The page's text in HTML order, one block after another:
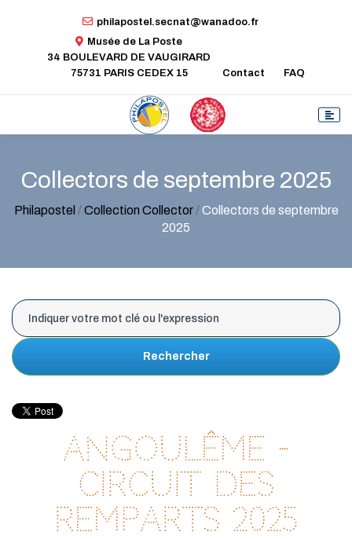
philapostel.secnat@wanadoo.fr
Musée de La Poste
34 BOULEVARD DE VAUGIRARD
75731 PARIS CEDEX 15
Contact FAQ
Collectors de septembre 2025
Philapostel /Collection Collector/Collectors de septembre
2025
Rechercher
Angoulême -
Circuit des
remparts 2025